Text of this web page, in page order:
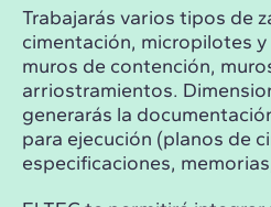
Trabajarás varios tipos de
cimentación, micropilotes
muros de contención,
arriostramientos.
generarás la
para ejecución (planos de
especificaciones,